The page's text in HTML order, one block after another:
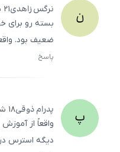
ن نرگسزاهدی۲۱ شهریور ۱۴۰۳
بسته رو برای
ضعیف بود.
پاسخ
پ پدرامذوقی۱۸ شهریور ۱۴۰۳
واقعاً از
دیگه استرس